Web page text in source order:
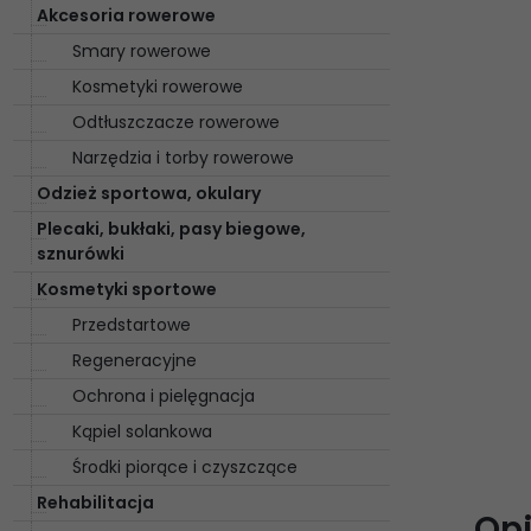
Akcesoria rowerowe
Smary rowerowe
Kosmetyki rowerowe
Odtłuszczacze rowerowe
Narzędzia i torby rowerowe
Odzież sportowa, okulary
Plecaki, bukłaki, pasy biegowe,
sznurówki
Kosmetyki sportowe
Przedstartowe
Regeneracyjne
Ochrona i pielęgnacja
Kąpiel solankowa
Środki piorące i czyszczące
Rehabilitacja